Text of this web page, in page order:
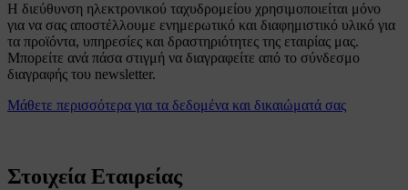
Η διεύθυνση ηλεκτρονικού ταχυδρομείου χρησιμοποιείται μόνο
για να σας αποστέλλουμε ενημερωτικό και διαφημιστικό υλικό για
τα προϊόντα, υπηρεσίες και δραστηριότητες της εταιρίας μας.
Μπορείτε ανά πάσα στιγμή να διαγραφείτε από το σύνδεσμο
διαγραφής του newsletter.
Μάθετε περισσότερα για τα δεδομένα και δικαιώματά σας
Στοιχεία Εταιρείας